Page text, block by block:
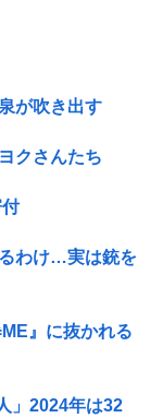
が吹き出す
クさんたち
わけ…実は銃を
』に抜かれる
」2024年は32